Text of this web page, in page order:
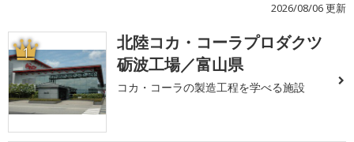
2026/08/06 更新
1
北陸コカ・コーラプロダクツ
砺波工場／富山県
コカ・コーラの製造工程を学べる施設